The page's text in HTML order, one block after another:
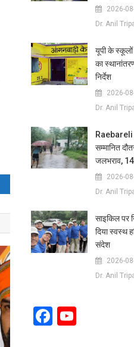
2026-
Dr. Anil
यूपी के
का
निर्देश
2026-
Dr. Anil
Raebareli
सम्मानित
जलभराव,
2026-
Dr. Anil
साइकिल
दिया स्वस्थ
संदेश
2026-
Dr. Anil
Facebook